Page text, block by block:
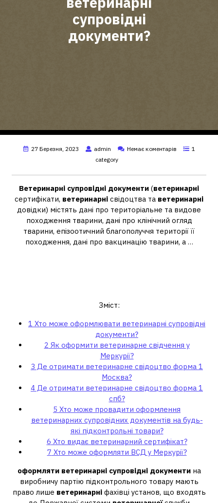
супровідні
документи?
27 Березня, 2023 admin Немає коментарів
1
category
Ветеринарні супровідні документи (ветеринарні
сертифікати, ветеринарні свідоцтва та ветеринарні
довідки) містять дані про територіальне та видове
походження тварини, дані про клінічний огляд
тварини, епізоотичний благополуччя території її
походження, дані про вакцинацію тварини, а …
Зміст:
1 Хто може оформлювати ветеринарні супровідні
документи?
2 Як оформити ветеринарне свідчення у
Меркурії?
3 Де отримати ветеринарне свідоцтво форма 1
Москва?
4 Де отримати ветеринарне свідоцтво форма 1
спб?
5 Хто може провадити оформлення
ветеринарних супровідних документів на будь-
які підконтрольні товари?
6 Хто видає ветеринарний сертифікат?
7 Хто може оформляти ВСД у Меркурії?
оформляти ветеринарні супровідні документина
виробничу партію підконтрольного товару мають
право лише ветеринарніфахівці установ, що входять